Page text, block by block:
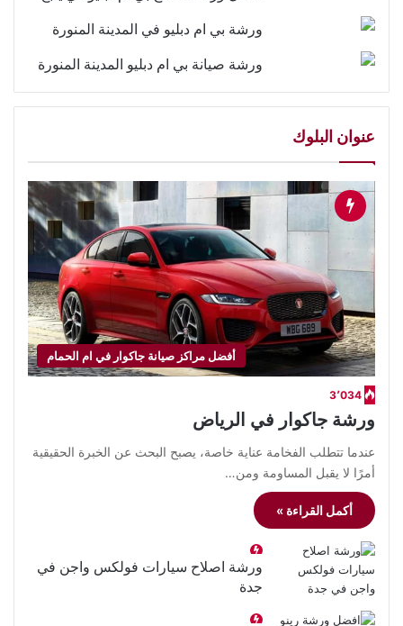
ورشة بي ام دبليو في المدينة المنورة
ورشة صيانة بي ام دبليو المدينة المنورة
عنوان البلوك
أفضل مراكز صيانة جاكوار في ام الحمام
3٬034
ورشة جاكوار في الرياض
عندما تتطلب الفخامة عناية خاصة، يصبح البحث عن الخبرة الحقيقية
أمرًا لا يقبل المساومة ومن…
أكمل القراءة »
ورشة اصلاح سيارات فولكس واجن في
جدة